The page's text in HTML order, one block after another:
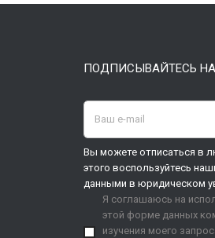
ПОДПИСЫВАЙТЕСЬ
Вы можете отписаться в
этого воспользуйтесь
данными в юридическом
Я соглашаюсь на
этой форме данных
изучения моего